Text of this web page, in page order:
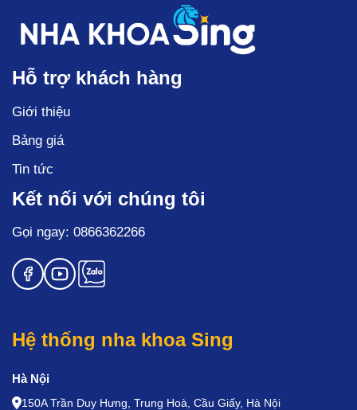
Hỗ trợ khách hàng
Giới thiệu
Bảng giá
Tin tức
Kết nối với chúng tôi
Gọi ngay: 0866362266
Hệ thống nha khoa Sing
Hà Nội
150A Trần Duy Hưng, Trung Hoà, Cầu Giấy, Hà Nội